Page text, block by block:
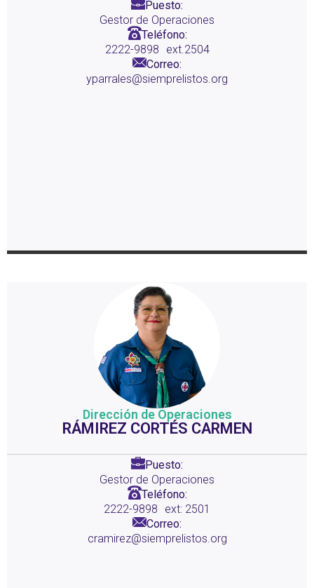
Puesto:
Gestor de Operaciones
Teléfono:
2222-9898
ext.2504
Correo:
yparrales@siemprelistos.org
Dirección de Operaciones
RÁMIREZ CORTÉS CARMEN
Puesto:
Gestor de Operaciones
Teléfono:
2222-9898
ext: 2501
Correo:
cramirez@siemprelistos.org